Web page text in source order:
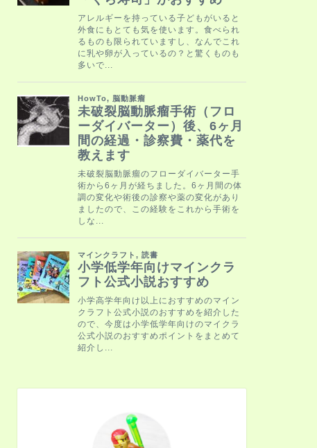
脳動脈瘤発見後、色々
きる意味や自分は後何
で、そう思っていま
HowTo
未破裂脳動脈
ー）後、6ヶ
未破裂脳動脈瘤のフロ
た。6ヶ月間の体調の
で、この経験をこれ
HowTo
未破裂脳動脈
2022年6月2日に未破
軽い気持ちで人間ド
した。見つかっ …
脳動脈瘤